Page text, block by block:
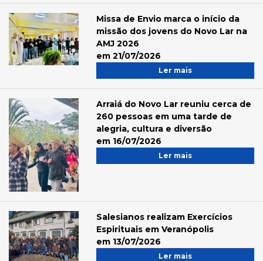
Missa de Envio marca o início da
missão dos jovens do Novo Lar na
AMJ 2026
em 21/07/2026
Ler mais
Arraiá do Novo Lar reuniu cerca de
260 pessoas em uma tarde de
alegria, cultura e diversão
em 16/07/2026
Ler mais
Salesianos realizam Exercícios
Espirituais em Veranópolis
em 13/07/2026
Ler mais